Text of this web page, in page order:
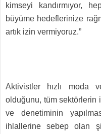
kimseyi kandırmıyor,
büyüme hedeflerinize
artık izin vermiyoruz.”
Aktivistler hızlı moda
olduğunu, tüm sektörlerin
ve denetiminin
ihlallerine sebep olan